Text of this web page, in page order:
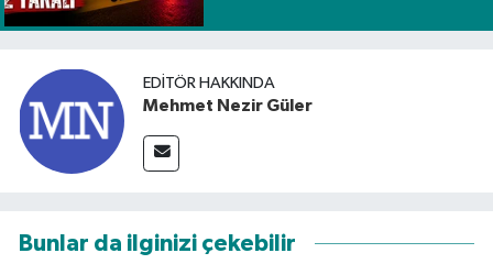
EDITÖR HAKKINDA
Mehmet Nezir Güler
Bunlar da ilginizi çekebilir